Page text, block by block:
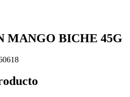
MANGO BICHE 45G